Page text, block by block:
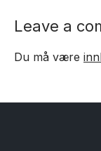
Leave a
Du må være